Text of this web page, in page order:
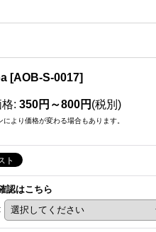
[AOB-S-0017]
: 350円～800円 (税別)
により価格が変わる場合もあります。
認はこちら
: